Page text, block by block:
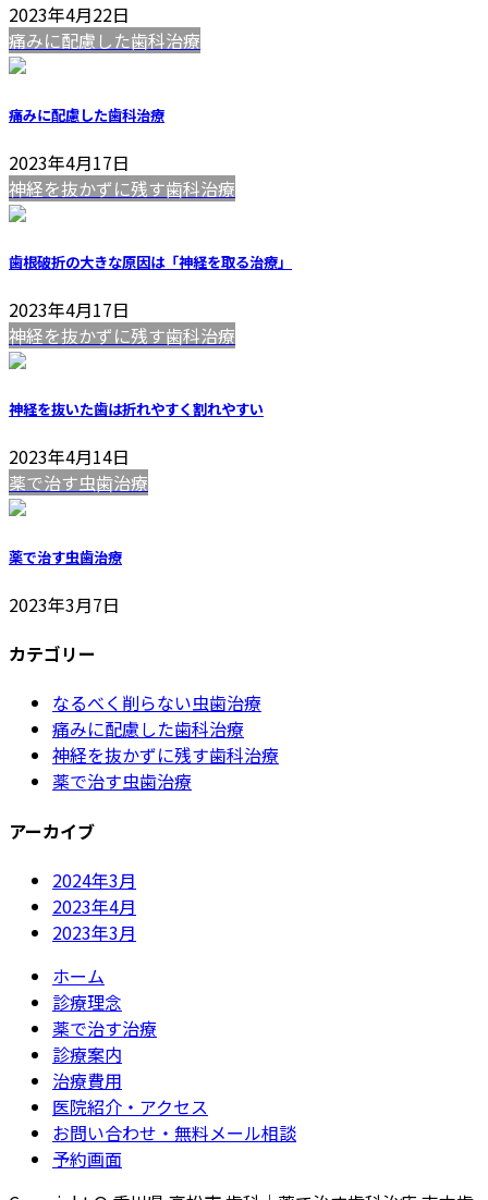
2023年4月22日
痛みに配慮した歯科治療
痛みに配慮した歯科治療
2023年4月17日
神経を抜かずに残す歯科治療
歯根破折の大きな原因は「神経を取る治療」
2023年4月17日
神経を抜かずに残す歯科治療
神経を抜いた歯は折れやすく割れやすい
2023年4月14日
薬で治す虫歯治療
薬で治す虫歯治療
2023年3月7日
カテゴリー
なるべく削らない虫歯治療
痛みに配慮した歯科治療
神経を抜かずに残す歯科治療
薬で治す虫歯治療
アーカイブ
2024年3月
2023年4月
2023年3月
ホーム
診療理念
薬で治す治療
診療案内
治療費用
医院紹介・アクセス
お問い合わせ・無料メール相談
予約画面